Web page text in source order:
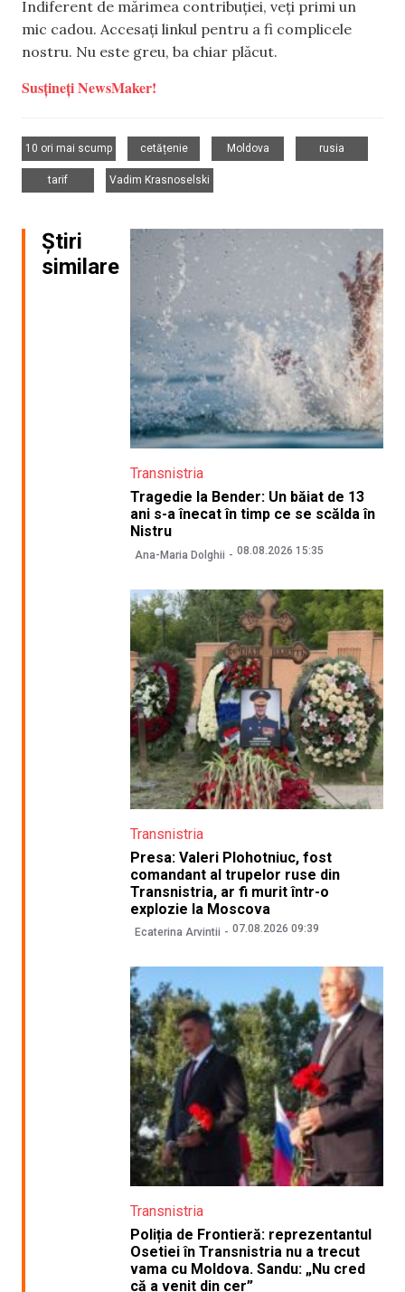
Indiferent de mărimea contribuției, veți primi un
mic cadou. Accesați linkul pentru a fi complicele
nostru. Nu este greu, ba chiar plăcut.
Susțineți NewsMaker!
10 ori mai scump
cetățenie
Moldova
rusia
tarif
Vadim Krasnoselski
Știri
similare
Transnistria
Tragedie la Bender: Un băiat de 13
ani s-a înecat în timp ce se scălda în
Nistru
Ana-Maria Dolghii 08.08.2026 15:35
Transnistria
Presa: Valeri Plohotniuc, fost
comandant al trupelor ruse din
Transnistria, ar fi murit într-o
explozie la Moscova
Ecaterina Arvintii 07.08.2026 09:39
Transnistria
Poliția de Frontieră: reprezentantul
Osetiei în Transnistria nu a trecut
vama cu Moldova. Sandu: „Nu cred
că a venit din cer”